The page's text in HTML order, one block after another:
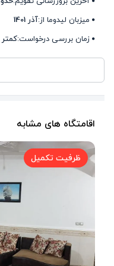
میزبان لیدوما از:آذر 1401
زمان بررسی درخواست:کمتر از 2
اقامتگاه های مشابه
ظرفیت تکمیل